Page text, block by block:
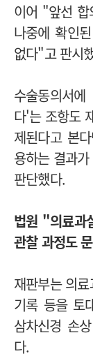
이어 "앞선 합
나중에 확인
없다"고 판시
수술동의서
다'는 조항도
제된다고 본
용하는 결과
판단했다.
법원 "의료과
관찰 과정도
재판부는 의
기록 등을 토
삼차신경 손
다.